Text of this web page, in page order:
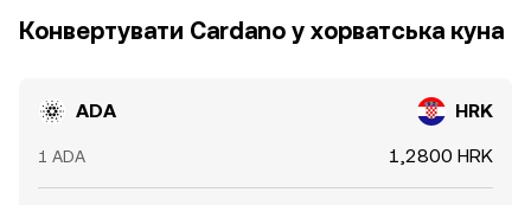
Конвертувати Cardano у хорватська куна
ADA HRK
1 ADA 1,2800 HRK